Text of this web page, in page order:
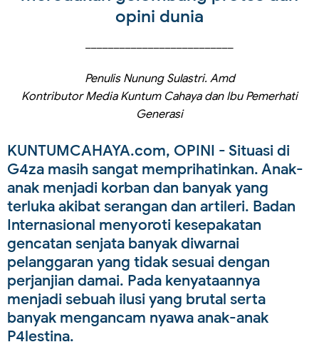
opini dunia
Penulis Nunung Sulastri. Amd
Kontributor Media Kuntum Cahaya dan Ibu Pemerhati
Generasi
KUNTUMCAHAYA.com, OPINI - Situasi di
G4za masih sangat memprihatinkan. Anak-
anak menjadi korban dan banyak yang
terluka akibat serangan dan artileri. Badan
Internasional menyoroti kesepakatan
gencatan senjata banyak diwarnai
pelanggaran yang tidak sesuai dengan
perjanjian damai. Pada kenyataannya
menjadi sebuah ilusi yang brutal serta
banyak mengancam nyawa anak-anak
P4lestina.